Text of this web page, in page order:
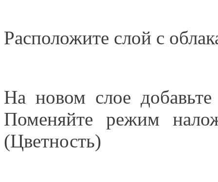
Расположите слой с
На новом слое добавьте
Поменяйте режим
(Цветность)